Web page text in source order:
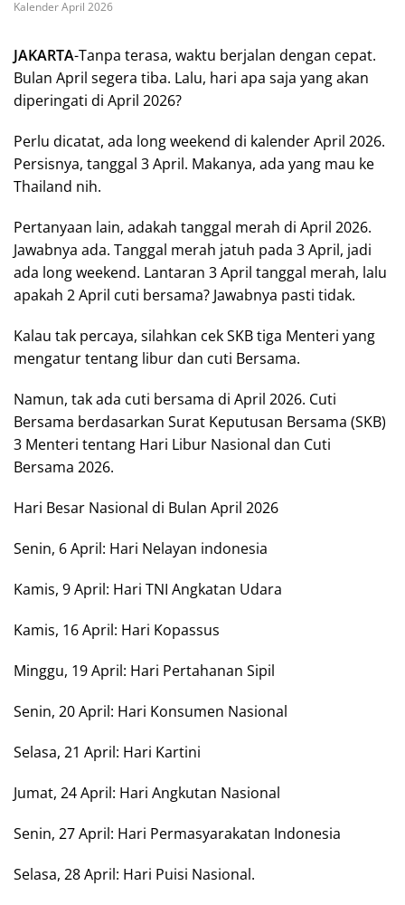
Kalender April 2026
JAKARTA-Tanpa terasa, waktu berjalan dengan cepat.
Bulan April segera tiba. Lalu, hari apa saja yang akan
diperingati di April 2026?
Perlu dicatat, ada long weekend di kalender April 2026.
Persisnya, tanggal 3 April. Makanya, ada yang mau ke
Thailand nih.
Pertanyaan lain, adakah tanggal merah di April 2026.
Jawabnya ada. Tanggal merah jatuh pada 3 April, jadi
ada long weekend. Lantaran 3 April tanggal merah, lalu
apakah 2 April cuti bersama? Jawabnya pasti tidak.
Kalau tak percaya, silahkan cek SKB tiga Menteri yang
mengatur tentang libur dan cuti Bersama.
Namun, tak ada cuti bersama di April 2026. Cuti
Bersama berdasarkan Surat Keputusan Bersama (SKB)
3 Menteri tentang Hari Libur Nasional dan Cuti
Bersama 2026.
Hari Besar Nasional di Bulan April 2026
Senin, 6 April: Hari Nelayan indonesia
Kamis, 9 April: Hari TNI Angkatan Udara
Kamis, 16 April: Hari Kopassus
Minggu, 19 April: Hari Pertahanan Sipil
Senin, 20 April: Hari Konsumen Nasional
Selasa, 21 April: Hari Kartini
Jumat, 24 April: Hari Angkutan Nasional
Senin, 27 April: Hari Permasyarakatan Indonesia
Selasa, 28 April: Hari Puisi Nasional.